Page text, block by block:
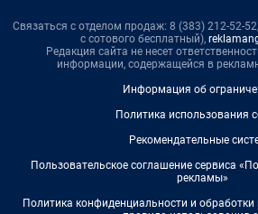
Связаться с отделом продаж: 8 (383) 212-52-
с сотового бесплатный),
Редакция сайта не несет
информации, содержащейся в
Информация об
Политика использования
Рекомендательные
Пользовательское соглашение сервиса
рекламы»
Политика конфиденциальности и